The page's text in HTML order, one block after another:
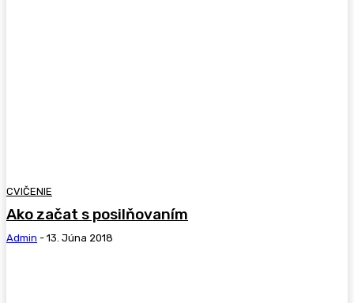
CVIČENIE
Ako začat s posilňovaním
Admin - 13. Júna 2018